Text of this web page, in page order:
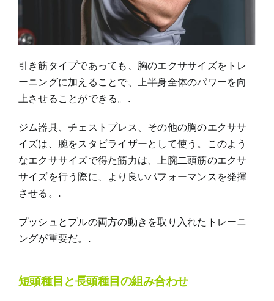
引き筋タイプであっても、胸のエクササイズをトレ
ーニングに加えることで、上半身全体のパワーを向
上させることができる。.
ジム器具、チェストプレス、その他の胸のエクササ
イズは、腕をスタビライザーとして使う。このよう
なエクササイズで得た筋力は、上腕二頭筋のエクサ
サイズを行う際に、より良いパフォーマンスを発揮
させる。.
プッシュとプルの両方の動きを取り入れたトレーニ
ングが重要だ。.
短頭種目と長頭種目の組み合わせ